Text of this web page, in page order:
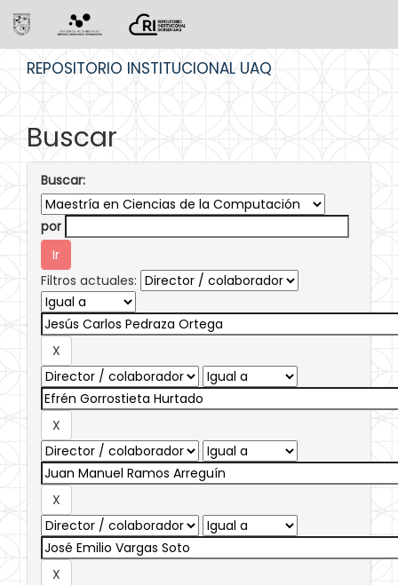
REPOSITORIO INSTITUCIONAL UAQ
Buscar
Buscar:
por
Filtros actuales: